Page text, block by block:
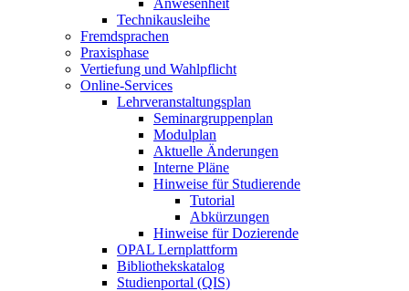
Technikausleihe
Fremdsprachen
Praxisphase
Vertiefung und Wahlpflicht
Online-Services
Lehrveranstaltungsplan
Seminargruppenplan
Modulplan
Aktuelle Änderungen
Interne Pläne
Hinweise für Studierende
Tutorial
Abkürzungen
Hinweise für Dozierende
OPAL Lernplattform
Bibliothekskatalog
Studienportal (QIS)